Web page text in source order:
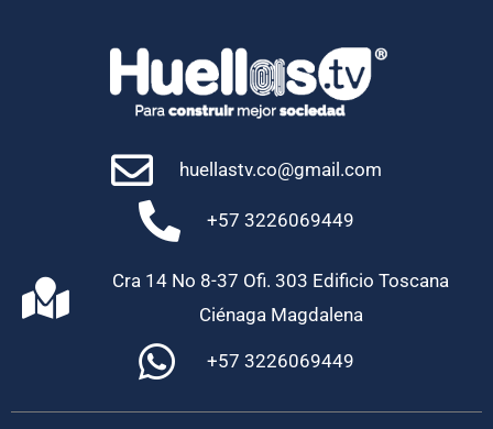
huellastv.co@gmail.com
+57 3226069449
Cra 14 No 8-37 Ofi. 303 Edificio Toscana
Ciénaga Magdalena
+57 3226069449